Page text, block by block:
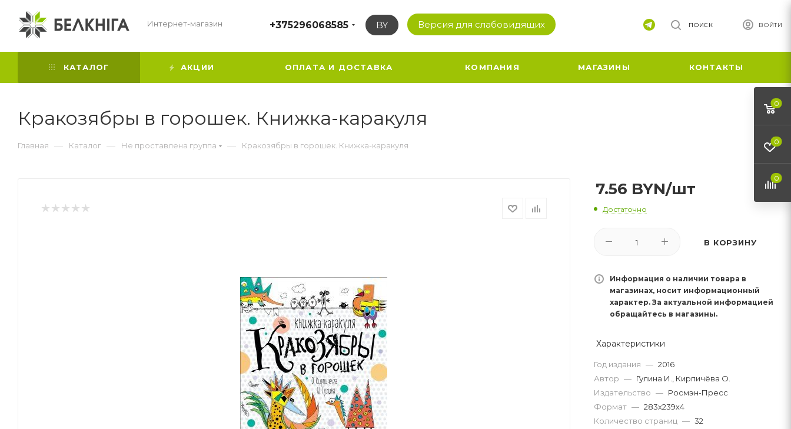
Интернет-магазин +375296068585 BY Версия для слабовидящих ВОЙТИ
ПОИСК
КАТАЛОГ АКЦИИ ОПЛАТА И ДОСТАВКА КОМПАНИЯ МАГАЗИНЫ КОНТАКТЫ
Кракозябры в горошек. Книжка-каракуля
Главная — Каталог — Не проставлена группа — Кракозябры в горошек. Книжка-каракуля
7.56 BYN/шт
Достаточно
В КОРЗИНУ
Информация о наличии товара в
магазинах, носит информационный
характер. За актуальной информацией
обращайтесь в магазины.
Характеристики
Год издания — 2016
Автор — Гулина И., Кирпичёва О.
Издательство — Росмэн-Пресс
Формат — 283х239х4
Количество страниц — 32
0
0
0